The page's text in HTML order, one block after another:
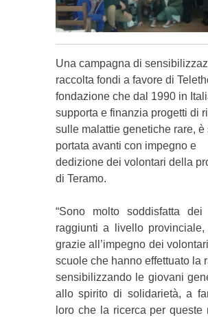
Una campagna di
raccolta fondi a favore di
fondazione che dal 1990 in
supporta e finanzia progetti di
sulle malattie genetiche rare, è
portata avanti con impegno e
dedizione dei volontari della
di Teramo.
“Sono molto soddisfatta dei
raggiunti a livello provinciale,
grazie all’impegno dei
scuole che hanno effettuato la
sensibilizzando le giovani
allo spirito di solidarietà, a
loro che la ricerca per queste